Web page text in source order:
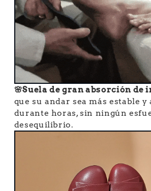
🌸Suela de gran absorción de
que su andar sea más estable y
durante horas, sin ningún
desequilibrio.